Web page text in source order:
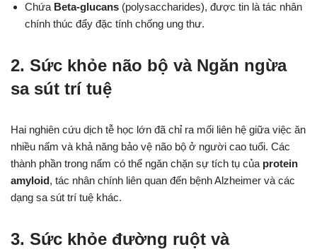
Chứa Beta-glucans (polysaccharides), được tin là tác nhân
chính thúc đẩy đặc tính chống ung thư.
2. Sức khỏe não bộ và Ngăn ngừa
sa sút trí tuệ
Hai nghiên cứu dịch tễ học lớn đã chỉ ra mối liên hệ giữa việc ăn
nhiều nấm và khả năng bảo vệ não bộ ở người cao tuổi. Các
thành phần trong nấm có thể ngăn chặn sự tích tụ của protein
amyloid, tác nhân chính liên quan đến bệnh Alzheimer và các
dạng sa sút trí tuệ khác.
3. Sức khỏe đường ruột và